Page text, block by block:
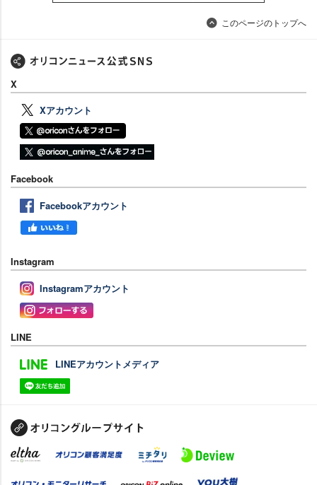
このページのトップへ
X
Xアカウント
Facebook
Facebookアカウント
Instagram
Instagramアカウント
LINE
LINEアカウントメディア